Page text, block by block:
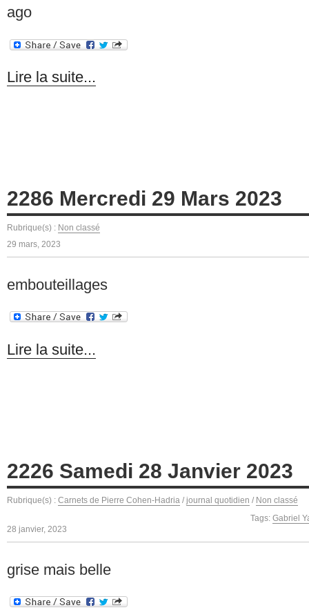
ago
Lire la suite...
2286 Mercredi 29 Mars 2023
Rubrique(s) : Non classé
29 mars, 2023
embouteillages
Lire la suite...
2226 Samedi 28 Janvier 2023
Rubrique(s) : Carnets de Pierre Cohen-Hadria / journal quotidien / Non classé
Tags: Gabriel
28 janvier, 2023
grise mais belle